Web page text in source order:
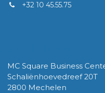
+32 10 45.55.75
MC Square Business
Schaliënhoevedreef 20T
2800 Mechelen